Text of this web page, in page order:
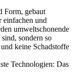
Form, gebaut
einfachen und
umweltschonende
sondern so
keine Schadstoffe
Technologien: Das